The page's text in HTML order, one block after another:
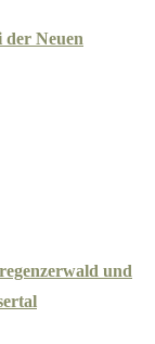
der Neuen
und